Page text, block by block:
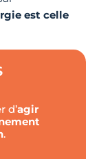
est celle
d’agir
.